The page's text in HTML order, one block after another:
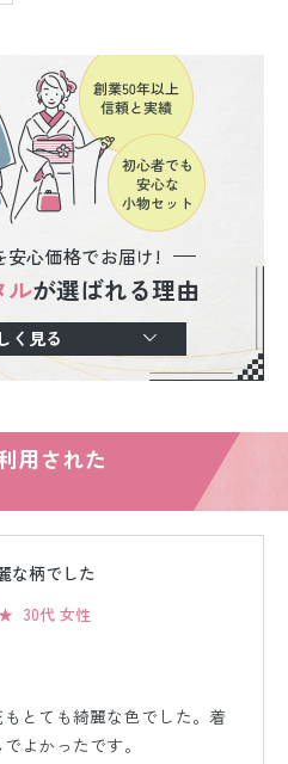
安心価格でお届け!
ルが選ばれる理由
く見る
用された
な柄でした
30代 女性
とても綺麗な色でした。着
よかったです。